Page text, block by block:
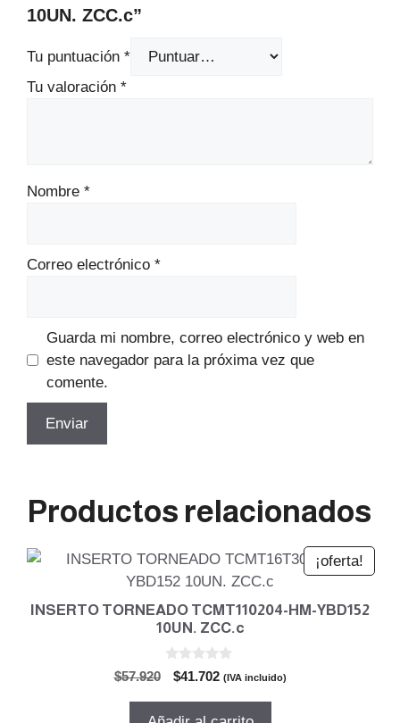
10UN. ZCC.c”
Tu puntuación *
Tu valoración *
Nombre *
Correo electrónico *
Guarda mi nombre, correo electrónico y web en
este navegador para la próxima vez que
comente.
Productos relacionados
¡oferta!
INSERTO TORNEADO TCMT110204-HM-YBD152
10UN. ZCC.c
$57.920
El
original
$41.702El
actual
(IVA incluido)